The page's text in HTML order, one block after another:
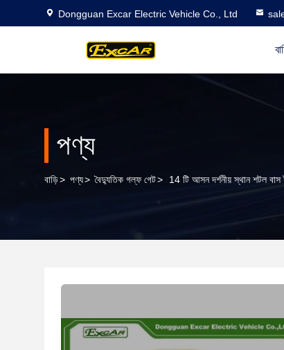
Dongguan Excar Electric Vehicle Co., Ltd
পণ্য
বাড়ি> পণ্য> বৈদ্যুতিক গল্ফ গেট> 14 টি আসন দর্শনীয় স্থান শটল বাস